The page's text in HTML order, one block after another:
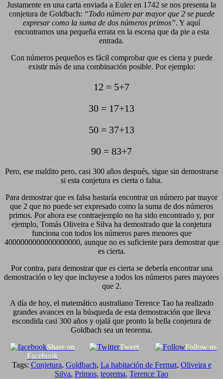
Justamente en una carta enviada a Euler en 1742 se nos presenta la
conjetura de Goldbach: “Todo número par mayor que 2 se puede
expresar como la suma de dos números primos”. Y aquí
encontramos una pequeña errata en la escena que da pie a esta
entrada.
Con números pequeños es fácil comprobar que es cierta y puede
existir más de una combinación posible. Por ejemplo:
12 = 5+7
30 = 17+13
50 = 37+13
90 = 83+7
Pero, ese maldito pero, casi 300 años después, sigue sin demostrarse
si esta conjetura es cierta o falsa.
Para demostrar que es falsa bastaría encontrar un número par mayor
que 2 que no puede ser expresado como la suma de dos números
primos. Por ahora ese contraejemplo no ha sido encontrado y, por
ejemplo, Tomás Oliveira e Silva ha demostrado que la conjetura
funciona con todos los números pares menores que
4000000000000000000, aunque no es suficiente para demostrar que
es cierta.
Por contra, para demostrar que es cierta se debería encontrar una
demostración o ley que incluyese a todos los números pares mayores
que 2.
A día de hoy, el matemático australiano Terence Tao ha realizado
grandes avances en la búsqueda de esta demostración que lleva
escondida casi 300 años y ojalá que pronto la bella conjetura de
Goldbach sea un teorema.
Share on
Facebook
Tweet Follow us
Tags: Conjetura, Goldbach, La habitación de Fermat, Oliveira e
Silva, Primos, teorema, Terence Tao